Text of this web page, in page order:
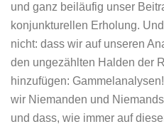
und ganz beiläufig unser
konjunkturellen Erholung.
nicht: dass wir auf unseren
den ungezählten Halden der
hinzufügen:
wir Niemanden und
und dass, wie immer auf